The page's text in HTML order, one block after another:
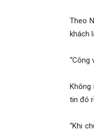
Theo
khách
“Công
Không
tin đó
“Khi